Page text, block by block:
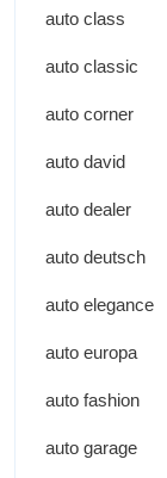
auto class
auto classic
auto corner
auto david
auto dealer
auto deutsch
auto elegance
auto europa
auto fashion
auto garage